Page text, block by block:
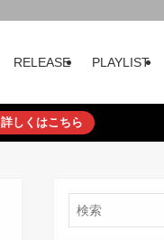
RELEASE PLAYLIST
詳しくはこちら